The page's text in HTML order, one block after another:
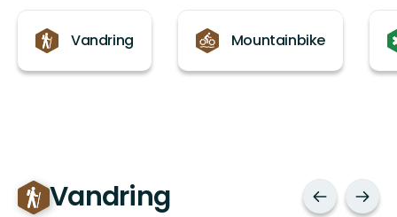
Vandring
Mountainbike
Vandring